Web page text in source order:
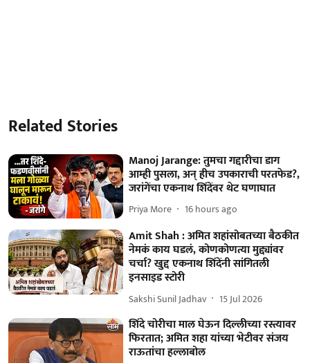
Related Stories
Manoj Jarange: तुमचा गद्दारीचा डाग
आम्ही पुसला, अन् हीच उपकाराची परतफेड?,
जरांगेंचा एकनाथ शिंदेंवर थेट घणाघात
Priya More 16 hours ago
Amit Shah : अमित शहांसोबतच्या बैठकीत
नेमकं काय घडलं, कोणकोणत्या मुद्द्यांवर
चर्चा? खुद्द एकनाथ शिंदेंनी सांगितली
इनसाइड स्टोरी
Sakshi Sunil Jadhav 15 Jul 2026
शिंदे चोरीचा माल घेऊन दिल्लीच्या रस्त्यावर
फिरतात; अमित शहा यांच्या भेटीवर संजय
राऊतांचा हल्लाबोल